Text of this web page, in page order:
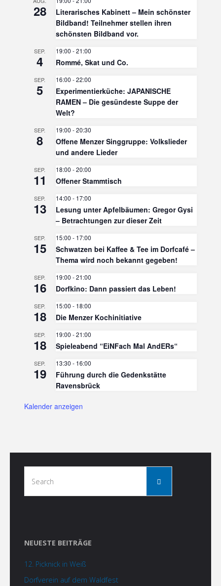
28
Literarisches Kabinett – Mein schönster
Bildband! Teilnehmer stellen ihren
schönsten Bildband vor.
SEP.
4
19:00 -21:00
Rommé, Skat und Co.
SEP.
5
16:00 -22:00
Experimentierküche: JAPANISCHE
RAMEN – Die gesündeste Suppe der
Welt?
SEP.
8
19:00 -20:30
Offene Menzer Singgruppe: Volkslieder
und andere Lieder
SEP.
11
18:00 -20:00
Offener Stammtisch
SEP.
13
14:00 - 17:00
Lesung unter Apfelbäumen: Gregor Gysi
– Betrachtungen zur dieser Zeit
SEP.
15
15:00 - 17:00
Schwatzen bei Kaffee & Tee im Dorfcafé –
Thema wird noch bekannt gegeben!
SEP.
16
19:00 -21:00
Dorfkino: Dann passiert das Leben!
SEP.
18
15:00 - 18:00
Die Menzer Kochinitiative
SEP.
18
19:00 -21:00
Spieleabend “EiNFach Mal AndERs“
SEP.
19
13:30 - 16:00
Führung durch die Gedenkstätte
Ravensbrück
Kalender anzeigen
Search
NEUESTE BEITRÄGE
12. Picknick in Weiß
Dorfverein auf dem Waldfest